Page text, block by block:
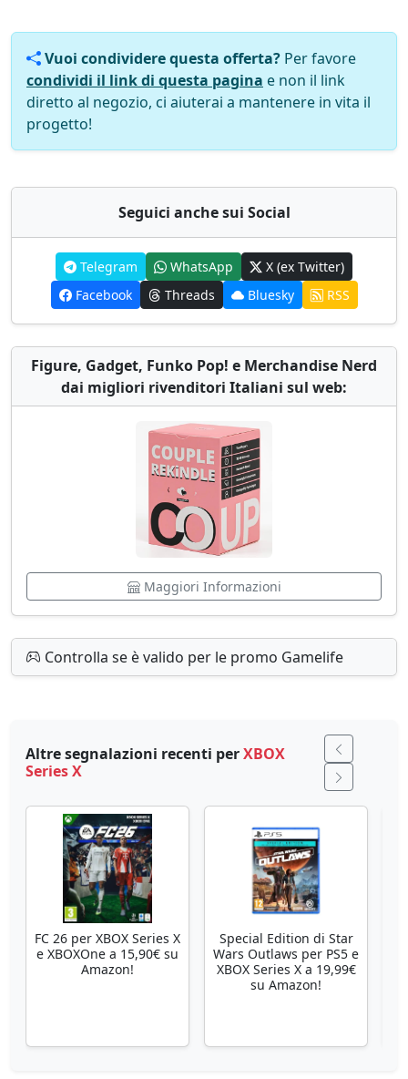
Vuoi condividere questa offerta? Per favore
condividi il link di questa pagina e non il link
diretto al negozio, ci aiuterai a mantenere in vita il
progetto!
Seguici anche sui Social
Telegram WhatsApp
X (ex Twitter)
Facebook
Threads Bluesky RSS
Figure, Gadget, Funko Pop! e Merchandise Nerd
dai migliori rivenditori Italiani sul web:
Maggiori Informazioni
Controlla se è valido per le promo Gamelife
Altre segnalazioni recenti perXBOX
Series X
FC 26 per XBOX Series X
e XBOXOne a 15,90€ su
Amazon!
Special Edition di Star
Wars Outlaws per PS5 e
XBOX Series X a 19,99€
su Amazon!